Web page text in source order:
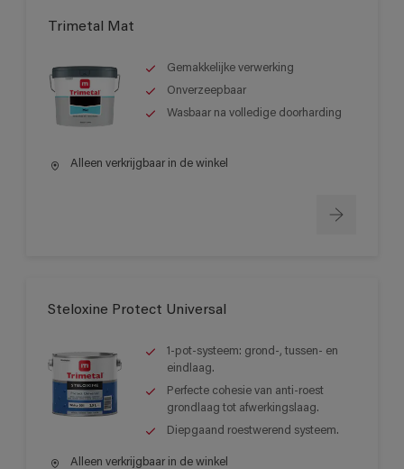
Trimetal Mat
Gemakkelijke verwerking
Onverzeepbaar
Wasbaar na volledige doorharding
Alleen verkrijgbaar in de winkel
Steloxine Protect Universal
1-pot-systeem: grond-, tussen- en
eindlaag.
Perfecte cohesie van anti-roest
grondlaag tot afwerkingslaag.
Diepgaand roestwerend systeem.
Alleen verkrijgbaar in de winkel